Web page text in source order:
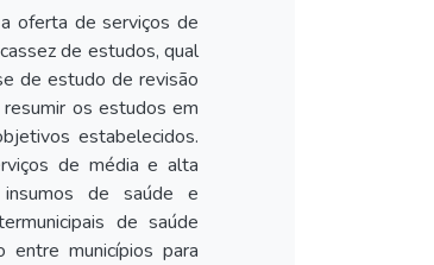
oferta de serviços de
de estudos, qual
de estudo de revisão
os estudos em
estabelecidos.
de média e alta
insumos de saúde e
de saúde
entre municípios para